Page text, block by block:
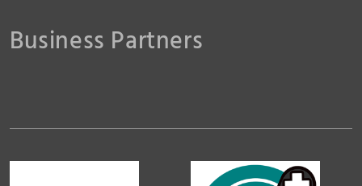
Business Partners